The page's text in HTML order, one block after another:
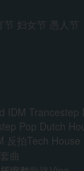
节 妇女节 愚人节
IDM Trancestep
Pop Dutch
反拍Tech House
套曲